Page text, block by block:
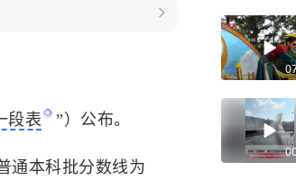
段表 ”） 公布。
通本科批分数线为